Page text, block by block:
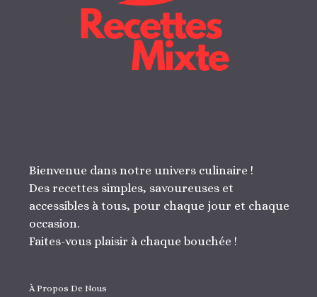
Bienvenue dans notre univers culinaire !
Des recettes simples, savoureuses et
accessibles à tous, pour chaque jour et chaque
occasion.
Faites-vous plaisir à chaque bouchée !
À Propos De Nous